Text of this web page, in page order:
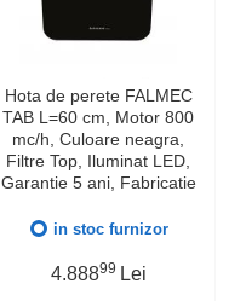
Hota de perete FALMEC
TAB L=60 cm, Motor 800
mc/h, Culoare neagra,
Filtre Top, Iluminat LED,
Garantie 5 ani, Fabricatie
in stoc furnizor
4.88899 Lei